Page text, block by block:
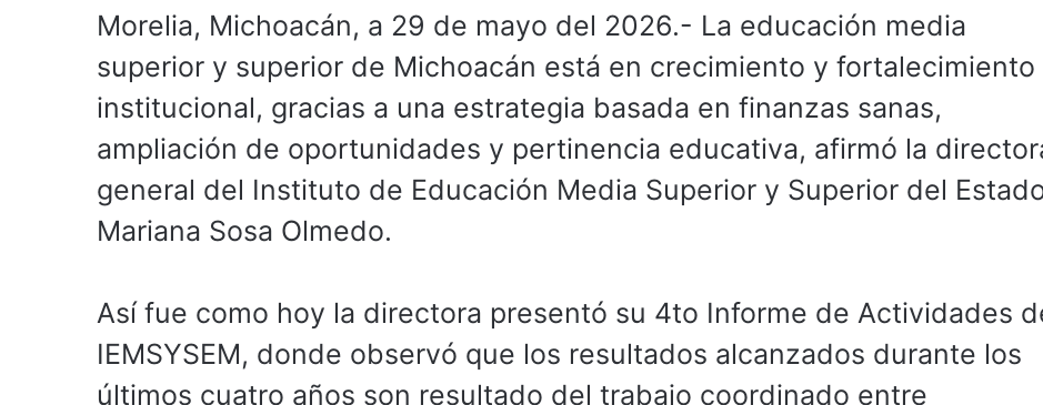
Morelia, Michoacán, a 29 de mayo del 2026.- La educación media
superior y superior de Michoacán está en crecimiento y fortalecimiento
institucional, gracias a una estrategia basada en finanzas sanas,
ampliación de oportunidades y pertinencia educativa, afirmó la
general del Instituto de Educación Media Superior y Superior del
Mariana Sosa Olmedo.
Así fue como hoy la directora presentó su 4to Informe de Actividades
IEMSYSEM, donde observó que los resultados alcanzados durante los
últimos cuatro años son resultado del trabajo coordinado entre